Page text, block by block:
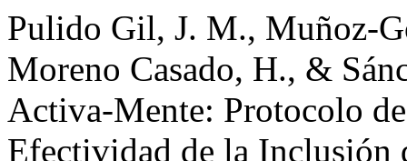
Pulido Gil, J. M., Muñoz-
Moreno Casado, H., &
Activa-Mente: Protocolo
Efectividad de la Inclusión